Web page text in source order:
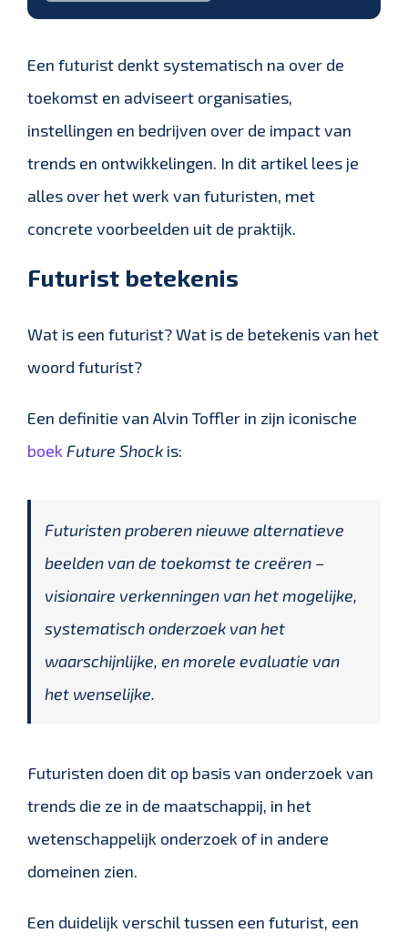
Een futurist denkt systematisch na over de
toekomst en adviseert organisaties,
instellingen en bedrijven over de impact van
trends en ontwikkelingen. In dit artikel lees je
alles over het werk van futuristen, met
concrete voorbeelden uit de praktijk.
Futurist betekenis
Wat is een futurist? Wat is de betekenis van het
woord futurist?
Een definitie van Alvin Toffler in zijn iconische
boek Future Shockis:
Futuristen proberen nieuwe alternatieve
beelden van de toekomst te creëren –
visionaire verkenningen van het mogelijke,
systematisch onderzoek van het
waarschijnlijke, en morele evaluatie van
het wenselijke.
Futuristen doen dit op basis van onderzoek van
trends die ze in de maatschappij, in het
wetenschappelijk onderzoek of in andere
domeinen zien.
Een duidelijk verschil tussen een futurist, een